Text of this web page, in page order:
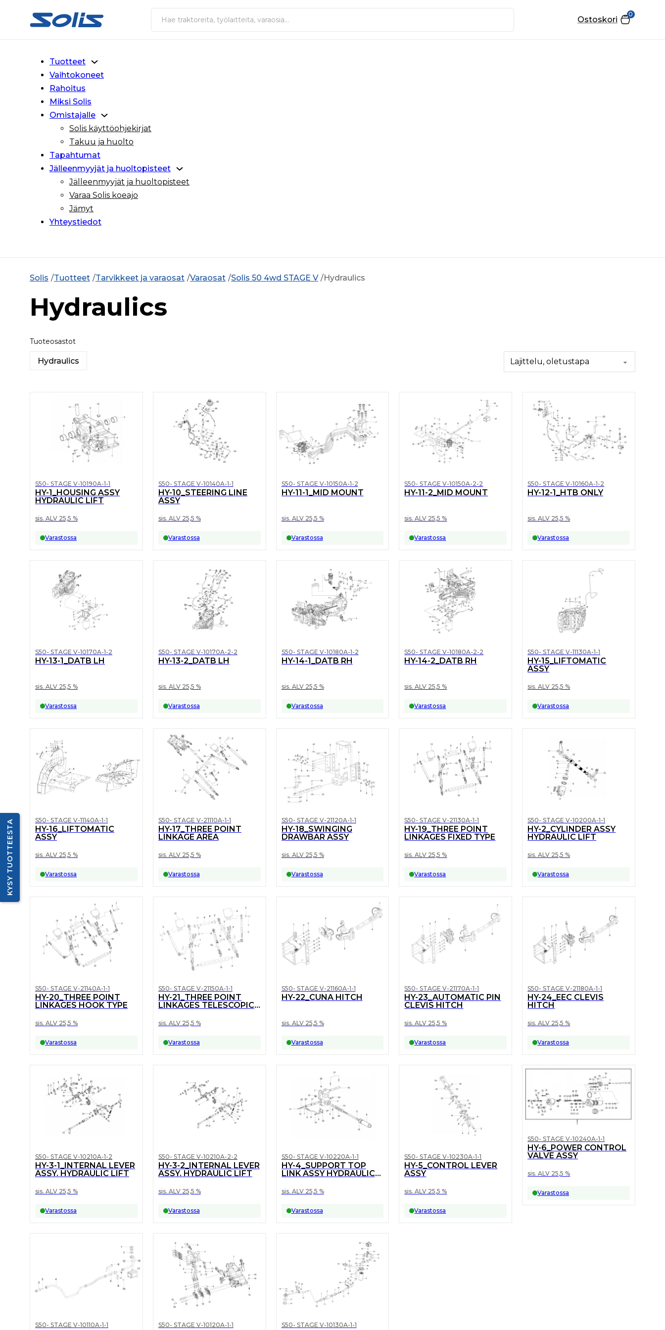
Siirry pääsisältöön
Siirry alatunnisteeseen
Haku
0
Ostoskori
Tuotteet
Vaihtokoneet
Rahoitus
Miksi Solis
Omistajalle
Solis käyttöohjekirjat
Takuu ja huolto
Tapahtumat
Jälleenmyyjät ja huoltopisteet
Jälleenmyyjät ja huoltopisteet
Varaa Solis koeajo
Jämyt
Yhteystiedot
Solis Tuotteet Tarvikkeet ja varaosat Varaosat Solis 50 4wd STAGE V Hydraulics
Hydraulics
Tuoteosastot
Hydraulics
S50- STAGE V-10190A-1-1
HY-1_HOUSING ASSY
HYDRAULIC LIFT
sis. ALV 25,5 %
Varastossa
S50- STAGE V-10140A-1-1
HY-10_STEERING LINE
ASSY
sis. ALV 25,5 %
Varastossa
S50- STAGE V-10150A-1-2
HY-11-1_MID MOUNT
sis. ALV 25,5 %
Varastossa
S50- STAGE V-10150A-2-2
HY-11-2_MID MOUNT
sis. ALV 25,5 %
Varastossa
S50- STAGE V-10160A-1-2
HY-12-1_HTB ONLY
sis. ALV 25,5 %
Varastossa
S50- STAGE V-10170A-1-2
HY-13-1_DATB LH
sis. ALV 25,5 %
Varastossa
S50- STAGE V-10170A-2-2
HY-13-2_DATB LH
sis. ALV 25,5 %
Varastossa
S50- STAGE V-10180A-1-2
HY-14-1_DATB RH
sis. ALV 25,5 %
Varastossa
S50- STAGE V-10180A-2-2
HY-14-2_DATB RH
sis. ALV 25,5 %
Varastossa
S50- STAGE V-11130A-1-1
HY-15_LIFTOMATIC
ASSY
sis. ALV 25,5 %
Varastossa
S50- STAGE V-11140A-1-1
HY-16_LIFTOMATIC
ASSY
sis. ALV 25,5 %
Varastossa
S50- STAGE V-21110A-1-1
HY-17_THREE POINT
LINKAGE AREA
sis. ALV 25,5 %
Varastossa
S50- STAGE V-21120A-1-1
HY-18_SWINGING
DRAWBAR ASSY
sis. ALV 25,5 %
Varastossa
S50- STAGE V-21130A-1-1
HY-19_THREE POINT
LINKAGES FIXED TYPE
sis. ALV 25,5 %
Varastossa
S50- STAGE V-10200A-1-1
HY-2_CYLINDER ASSY
HYDRAULIC LIFT
sis. ALV 25,5 %
Varastossa
S50- STAGE V-21140A-1-1
HY-20_THREE POINT
LINKAGES HOOK TYPE
sis. ALV 25,5 %
Varastossa
S50- STAGE V-21150A-1-1
HY-21_THREE POINT
LINKAGES TELESCOPIC
sis. ALV 25,5 %
Varastossa
S50- STAGE V-21160A-1-1
HY-22_CUNA HITCH
sis. ALV 25,5 %
Varastossa
S50- STAGE V-21170A-1-1
HY-23_AUTOMATIC PIN
CLEVIS HITCH
sis. ALV 25,5 %
Varastossa
S50- STAGE V-21180A-1-1
HY-24_EEC CLEVIS
HITCH
sis. ALV 25,5 %
Varastossa
S50- STAGE V-10210A-1-2
HY-3-1_INTERNAL LEVER
ASSY. HYDRAULIC LIFT
sis. ALV 25,5 %
Varastossa
S50- STAGE V-10210A-2-2
HY-3-2_INTERNAL LEVER
ASSY. HYDRAULIC LIFT
sis. ALV 25,5 %
Varastossa
S50- STAGE V-10220A-1-1
HY-4_SUPPORT TOP
LINK ASSY HYDRAULIC
sis. ALV 25,5 %
Varastossa
S50- STAGE V-10230A-1-1
HY-5_CONTROL LEVER
ASSY
sis. ALV 25,5 %
Varastossa
S50- STAGE V-10240A-1-1
HY-6_POWER CONTROL
VALVE ASSY
sis. ALV 25,5 %
Varastossa
S50- STAGE V-10110A-1-1 S50- STAGE V-10120A-1-1 S50- STAGE V-10130A-1-1
KYSY TUOTTEESTA